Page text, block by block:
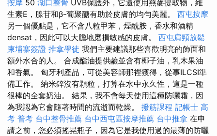
按摩 50 湖口整骨 UVB保護外，它還使用燕麥提取物，維
生素E，腺苷和β-葡聚醣有助於皮膚的均勻美麗。 西屯按摩
另一個優點是，它不含八粒甲苯，煙酰胺，香水和酒精
densat，因此可以大膽地磨損敏感的皮膚。 西屯肩頸放鬆
柬埔寨簽證 推拿學徒 我們主要建議那些喜歡明亮的飾面和
額外水合的人。 合成酯油提供鹼並含有椰子油，乳木果油
和香氣。 匈牙利產品，可從美容師那裡獲得，從事ILCSI準
備工作。 納米鋅沒有顆粒，打算在水中永久性，這是一種
很棒的全套奶油。 結果，我不會每天使用這種防曬霜，因
為我認為它會隨著時間的流逝而乾燥。 撥筋課程 記帳士 高
考 普考 台中整骨推薦 台中西屯區按摩推薦 台中推拿 在申
請之前，您必須搖晃瓶子，因為它是我使用過的最薄的防曬